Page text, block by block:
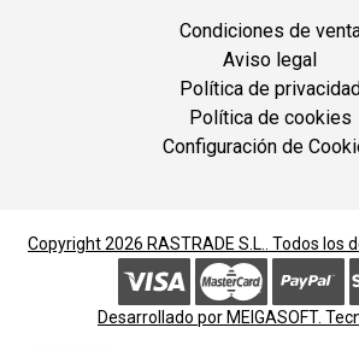
Condiciones de
Aviso legal
Política de privacidad
Política de cookies
Configuración de
Copyright 2026 RASTRADE S.L.. Todos los
Desarrollado por MEIGASOFT.